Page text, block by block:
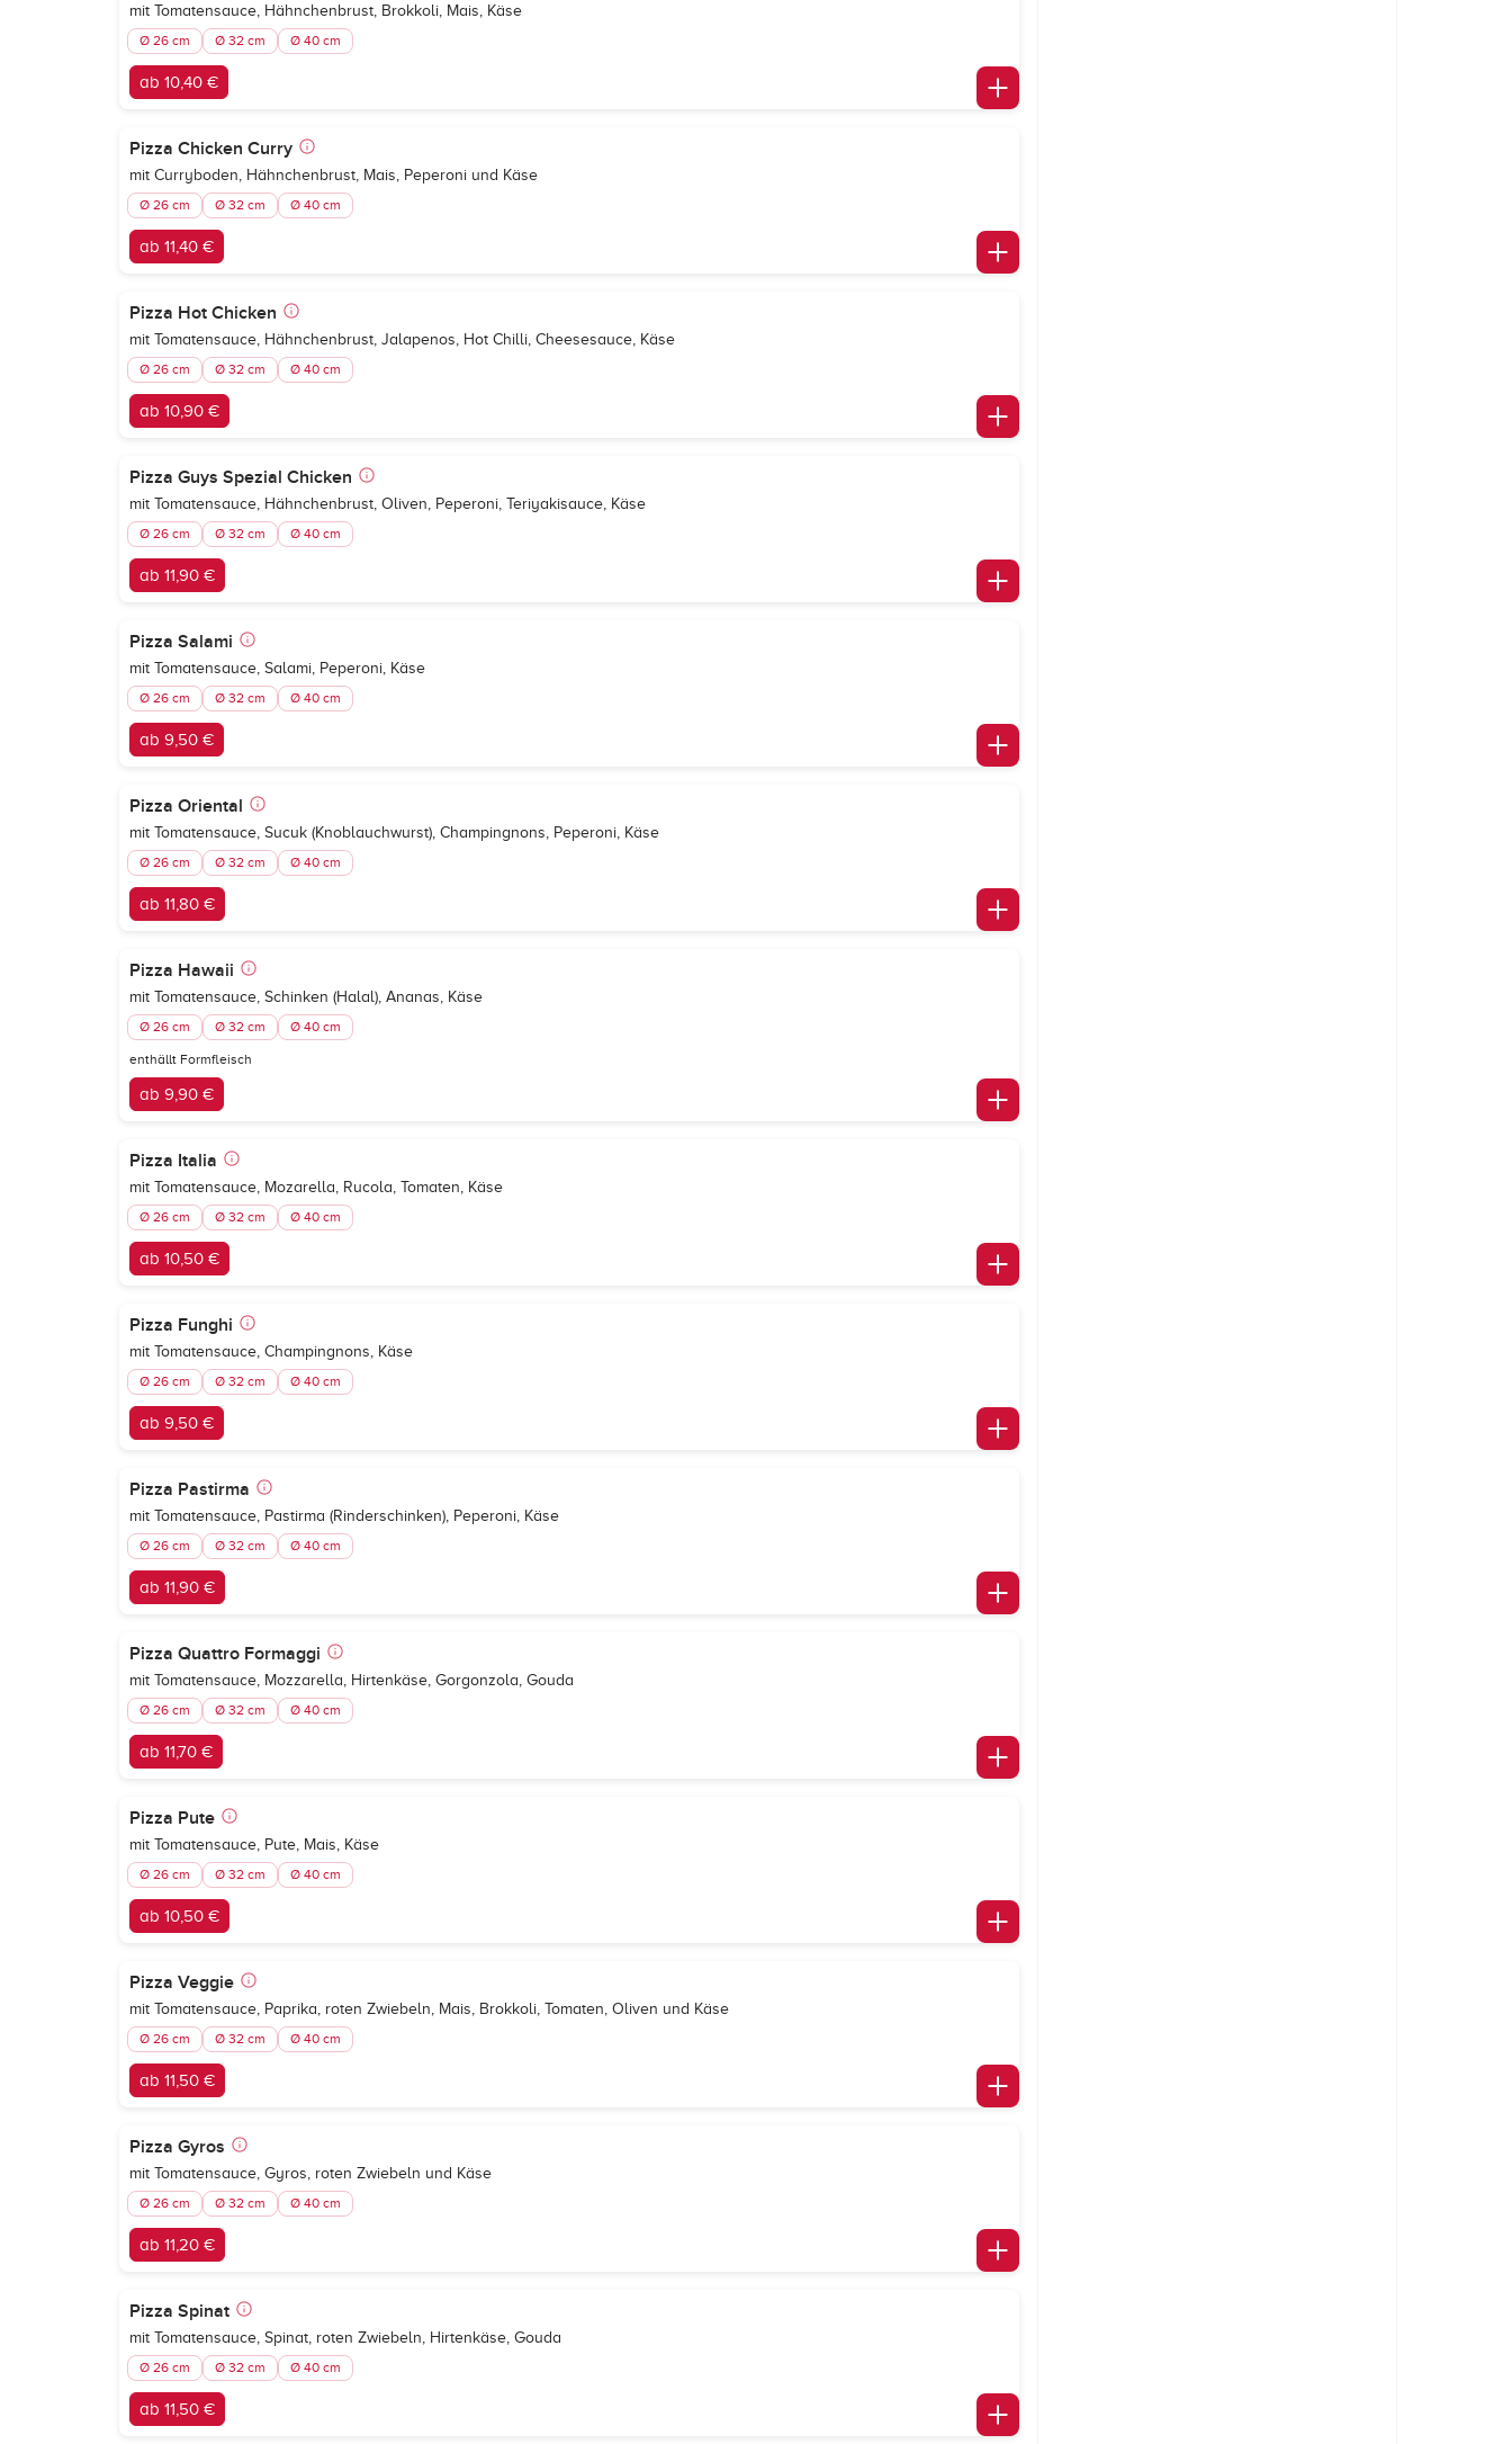
mit Tomatensauce, Hähnchenbrust, Brokkoli, Mais, Käse
Ø 26 cm Ø 32 cm Ø 40 cm
ab 10,40 €
Pizza Chicken Curry
mit Curryboden, Hähnchenbrust, Mais, Peperoni und Käse
Ø 26 cm Ø 32 cm Ø 40 cm
ab 11,40 €
Pizza Hot Chicken
mit Tomatensauce, Hähnchenbrust, Jalapenos, Hot Chilli, Cheesesauce, Käse
Ø 26 cm Ø 32 cm Ø 40 cm
ab 10,90 €
Pizza Guys Spezial Chicken
mit Tomatensauce, Hähnchenbrust, Oliven, Peperoni, Teriyakisauce, Käse
Ø 26 cm Ø 32 cm Ø 40 cm
ab 11,90 €
Pizza Salami
mit Tomatensauce, Salami, Peperoni, Käse
Ø 26 cm Ø 32 cm Ø 40 cm
ab 9,50 €
Pizza Oriental
mit Tomatensauce, Sucuk (Knoblauchwurst), Champingnons, Peperoni, Käse
Ø 26 cm Ø 32 cm Ø 40 cm
ab 11,80 €
Pizza Hawaii
mit Tomatensauce, Schinken (Halal), Ananas, Käse
Ø 26 cm Ø 32 cm Ø 40 cm
enthällt Formfleisch
ab 9,90 €
Pizza Italia
mit Tomatensauce, Mozarella, Rucola, Tomaten, Käse
Ø 26 cm Ø 32 cm Ø 40 cm
ab 10,50 €
Pizza Funghi
mit Tomatensauce, Champingnons, Käse
Ø 26 cm Ø 32 cm Ø 40 cm
ab 9,50 €
Pizza Pastirma
mit Tomatensauce, Pastirma (Rinderschinken), Peperoni, Käse
Ø 26 cm Ø 32 cm Ø 40 cm
ab 11,90 €
Pizza Quattro Formaggi
mit Tomatensauce, Mozzarella, Hirtenkäse, Gorgonzola, Gouda
Ø 26 cm Ø 32 cm Ø 40 cm
ab 11,70 €
Pizza Pute
mit Tomatensauce, Pute, Mais, Käse
Ø 26 cm Ø 32 cm Ø 40 cm
ab 10,50 €
Pizza Veggie
mit Tomatensauce, Paprika, roten Zwiebeln, Mais, Brokkoli, Tomaten, Oliven und Käse
Ø 26 cm Ø 32 cm Ø 40 cm
ab 11,50 €
Pizza Gyros
mit Tomatensauce, Gyros, roten Zwiebeln und Käse
Ø 26 cm Ø 32 cm Ø 40 cm
ab 11,20 €
Pizza Spinat
mit Tomatensauce, Spinat, roten Zwiebeln, Hirtenkäse, Gouda
Ø 26 cm Ø 32 cm Ø 40 cm
ab 11,50 €